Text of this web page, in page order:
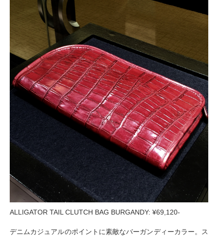
ALLIGATOR TAIL CLUTCH BAG BURGANDY: ¥69,120-
デニムカジュアルのポイントに素敵なバーガンディーカラー。ス